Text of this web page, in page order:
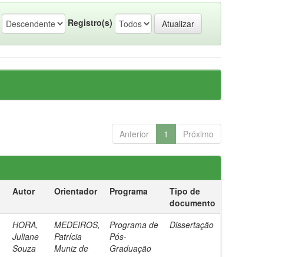
Registro(s)
Anterior 1 Próximo
Autor Orientador Programa
Tipo de
documento
HORA,
Juliane
Souza
MEDEIROS,
Patrícia
Muniz de
Programa de
Pós-
Graduação
Dissertação